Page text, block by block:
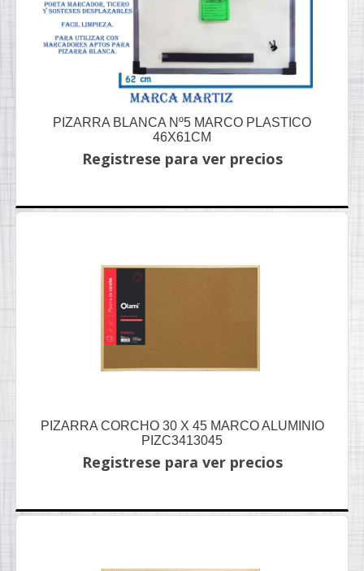
PIZARRA BLANCA Nº5 MARCO PLASTICO
46X61CM
Registrese para ver precios
PIZARRA CORCHO 30 X 45 MARCO ALUMINIO
PIZC3413045
Registrese para ver precios